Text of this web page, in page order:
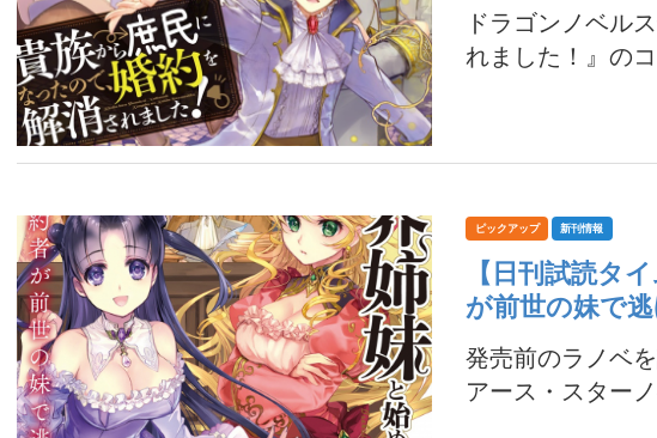
ドラゴンノベル
れました！』の
ピックアップ 新刊情報
【日刊試読タ
が前世の妹で
発売前のラノベ
アース・スター